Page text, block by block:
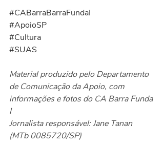
#CABarraBarraFundaI
#ApoioSP
#Cultura
#SUAS
Material produzido pelo Departamento
de Comunicação da Apoio, com
informações e fotos do CA Barra Funda
I
Jornalista responsável: Jane Tanan
(MTb 0085720/SP)